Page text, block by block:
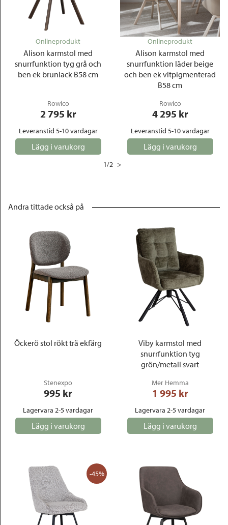
Alison karmstol med
snurrfunktion tyg grå och
ben ek brunlack B58 cm
Onlineprodukt
Rowico
2 795 kr
Leveranstid 5-10 vardagar
Lägg i varukorg
Alison karmstol med
snurrfunktion läder beige
och ben ek vitpigmenterad
B58 cm
Onlineprodukt
Rowico
4 295 kr
Leveranstid 5-10 vardagar
Lägg i varukorg
1/2 >
Andra tittade också på
Öckerö stol rökt trä ekfärg
Stenexpo
995 kr
Lagervara 2-5 vardagar
Lägg i varukorg
Viby karmstol med
snurrfunktion tyg
grön/metall svart
Mer Hemma
1 995 kr
Lagervara 2-5 vardagar
Lägg i varukorg
-45%